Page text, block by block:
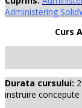
Administering
Curs
Durata cursului:
instruire concepute